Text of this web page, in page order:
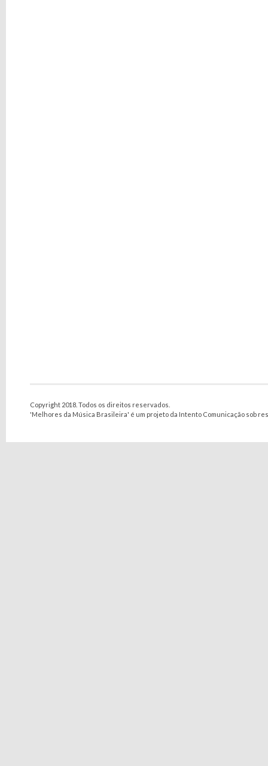
Copyright 2018. Todos os direitos reservados.
'Melhores da Música Brasileira' é um projeto da Intento Comunicação sob